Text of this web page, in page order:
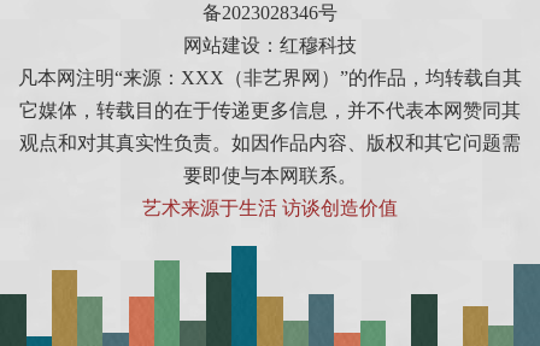
备2023028346号
网站建设：红穆科技
凡本网注明“来源：XXX（非艺界网）”的作品，均转载自其
它媒体，转载目的在于传递更多信息，并不代表本网赞同其
观点和对其真实性负责。如因作品内容、版权和其它问题需
要即使与本网联系。
艺术来源于生活 访谈创造价值